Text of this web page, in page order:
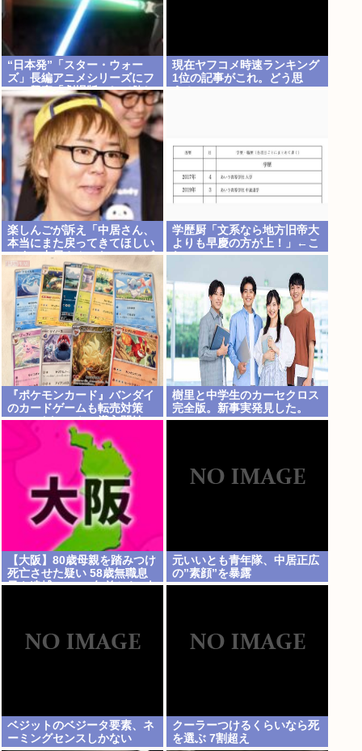
“日本発”「スター・ウォー
ズ」長編アニメシリーズにフ
ァン興奮「劇場版にして欲し
い」「艦隊戦も派手で面白
い」
現在ヤフコメ時速ランキング
1位の記事がこれ。どう思
楽しんごが訴え「中居さん、
本当にまた戻ってきてほしい
です。中居さんいないテレビ
は…」
学歴厨「文系なら地方旧帝大
よりも早慶の方が上！」←こ
れ
『ポケモンカード』バンダイ
のカードゲームも転売対策
に”マイナンバー”導入開始
「効果テキメン」
樹里と中学生のカーセクロス
完全版。新事実発見した。
【大阪】80歳母親を踏みつけ
死亡させた疑い 58歳無職息
子を逮捕 13～14年前から2人
元いいとも青年隊、中居正広
の”素顔”を暴露
ベジットのベジータ要素、ネ
ーミングセンスしかない
クーラーつけるくらいなら死
を選ぶ 7割超え